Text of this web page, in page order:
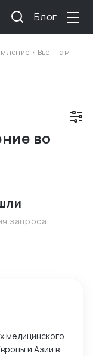
Блог
> Вьетнам
во
запроса
медицинского
и Азии в